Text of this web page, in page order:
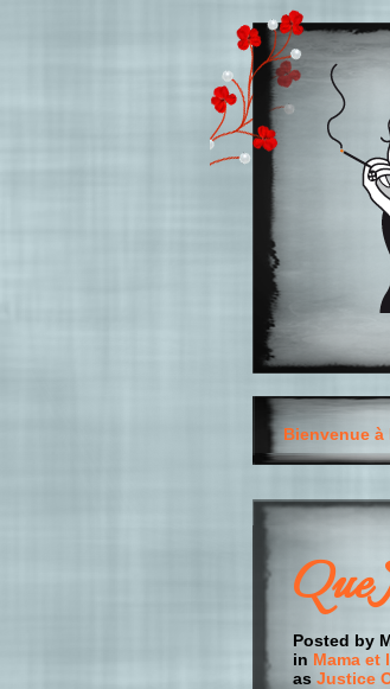
Bienvenue
Que
Posted by
in Mama et
as Justice